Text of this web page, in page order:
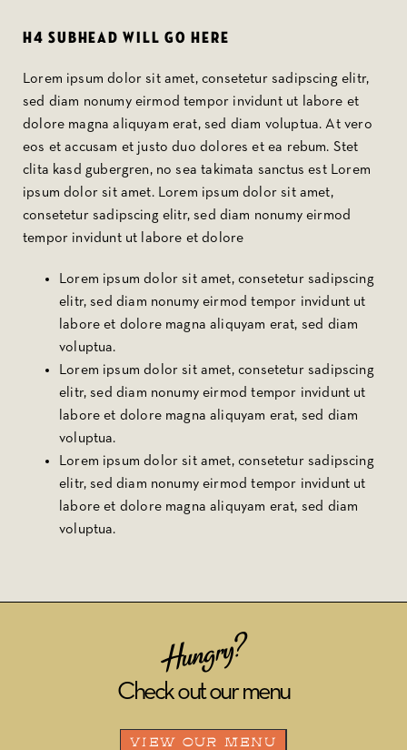
H4 subhead Will Go Here
Lorem ipsum dolor sit amet, consetetur sadipscing elitr,
sed diam nonumy eirmod tempor invidunt ut labore et
dolore magna aliquyam erat, sed diam voluptua. At vero
eos et accusam et justo duo dolores et ea rebum. Stet
clita kasd gubergren, no sea takimata sanctus est Lorem
ipsum dolor sit amet. Lorem ipsum dolor sit amet,
consetetur sadipscing elitr, sed diam nonumy eirmod
tempor invidunt ut labore et dolore
Lorem ipsum dolor sit amet, consetetur sadipscing
elitr, sed diam nonumy eirmod tempor invidunt ut
labore et dolore magna aliquyam erat, sed diam
voluptua.
Lorem ipsum dolor sit amet, consetetur sadipscing
elitr, sed diam nonumy eirmod tempor invidunt ut
labore et dolore magna aliquyam erat, sed diam
voluptua.
Lorem ipsum dolor sit amet, consetetur sadipscing
elitr, sed diam nonumy eirmod tempor invidunt ut
labore et dolore magna aliquyam erat, sed diam
voluptua.
Hungry?
Check out our menu
VIEW OUR MENU